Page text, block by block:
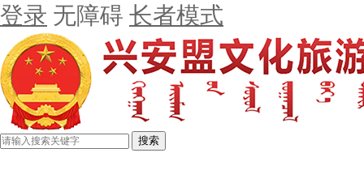
登录 无障碍 长者模式
搜索